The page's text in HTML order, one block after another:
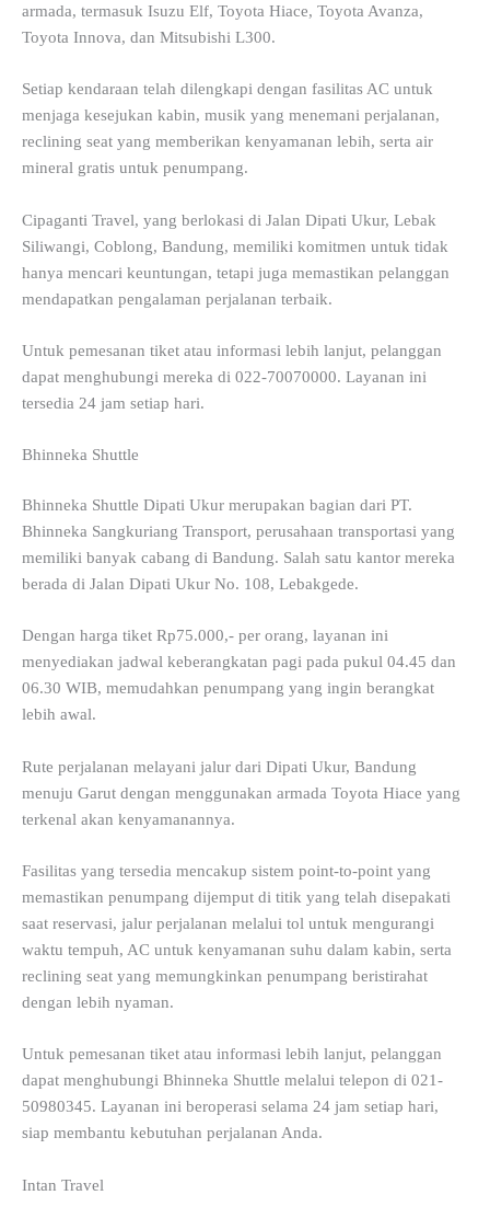
armada, termasuk Isuzu Elf, Toyota Hiace, Toyota Avanza,
Toyota Innova, dan Mitsubishi L300.
Setiap kendaraan telah dilengkapi dengan fasilitas AC untuk
menjaga kesejukan kabin, musik yang menemani perjalanan,
reclining seat yang memberikan kenyamanan lebih, serta air
mineral gratis untuk penumpang.
Cipaganti Travel, yang berlokasi di Jalan Dipati Ukur, Lebak
Siliwangi, Coblong, Bandung, memiliki komitmen untuk tidak
hanya mencari keuntungan, tetapi juga memastikan pelanggan
mendapatkan pengalaman perjalanan terbaik.
Untuk pemesanan tiket atau informasi lebih lanjut, pelanggan
dapat menghubungi mereka di 022-70070000. Layanan ini
tersedia 24 jam setiap hari.
Bhinneka Shuttle
Bhinneka Shuttle Dipati Ukur merupakan bagian dari PT.
Bhinneka Sangkuriang Transport, perusahaan transportasi yang
memiliki banyak cabang di Bandung. Salah satu kantor mereka
berada di Jalan Dipati Ukur No. 108, Lebakgede.
Dengan harga tiket Rp75.000,- per orang, layanan ini
menyediakan jadwal keberangkatan pagi pada pukul 04.45 dan
06.30 WIB, memudahkan penumpang yang ingin berangkat
lebih awal.
Rute perjalanan melayani jalur dari Dipati Ukur, Bandung
menuju Garut dengan menggunakan armada Toyota Hiace yang
terkenal akan kenyamanannya.
Fasilitas yang tersedia mencakup sistem point-to-point yang
memastikan penumpang dijemput di titik yang telah disepakati
saat reservasi, jalur perjalanan melalui tol untuk mengurangi
waktu tempuh, AC untuk kenyamanan suhu dalam kabin, serta
reclining seat yang memungkinkan penumpang beristirahat
dengan lebih nyaman.
Untuk pemesanan tiket atau informasi lebih lanjut, pelanggan
dapat menghubungi Bhinneka Shuttle melalui telepon di 021-
50980345. Layanan ini beroperasi selama 24 jam setiap hari,
siap membantu kebutuhan perjalanan Anda.
Intan Travel